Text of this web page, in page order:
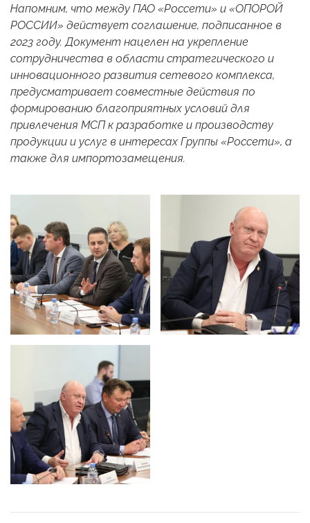
Напомним, что между ПАО «Россети» и «ОПОРОЙ
РОССИИ» действует соглашение, подписанное в
2023 году. Документ нацелен на укрепление
сотрудничества в области стратегического и
инновационного развития сетевого комплекса,
предусматривает совместные действия по
формированию благоприятных условий для
привлечения МСП к разработке и производству
продукции и услуг в интересах Группы «Россети», а
также для импортозамещения.